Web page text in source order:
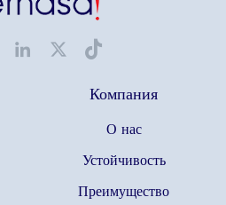
Компания
О нас
Устойчивость
Преимущество